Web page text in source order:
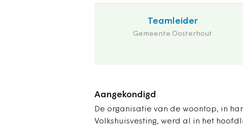
Teamleider
Gemeente Oosterhout
Aangekondigd
De organisatie van de woontop, in
Volkshuisvesting, werd al in het